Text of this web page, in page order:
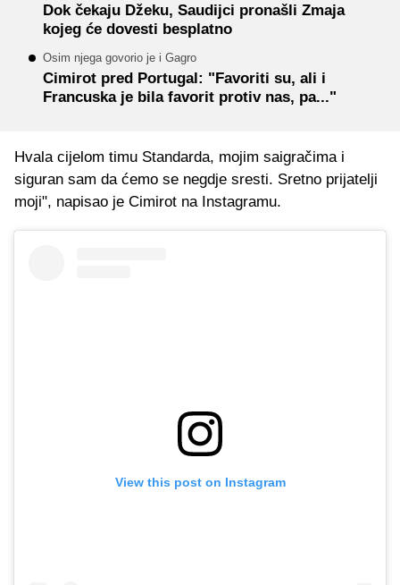
Dok čekaju Džeku, Saudijci pronašli Zmaja
kojeg će dovesti besplatno
Osim njega govorio je i Gagro
Cimirot pred Portugal: "Favoriti su, ali i
Francuska je bila favorit protiv nas, pa..."
Hvala cijelom timu Standarda, mojim saigračima i
siguran sam da ćemo se negdje sresti. Sretno prijatelji
moji", napisao je Cimirot na Instagramu.
View this post on Instagram